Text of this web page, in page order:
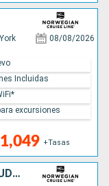
08/08/2026
+Tasas
Incluidas
excursiones
ESTADOS UNIDOS, CANADÁ, BERMUDAS